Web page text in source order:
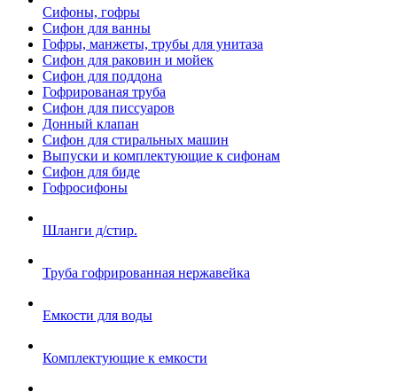
Сифоны, гофры
Сифон для ванны
Гофры, манжеты, трубы для унитаза
Сифон для раковин и мойек
Сифон для поддона
Гофрированая труба
Сифон для писсуаров
Донный клапан
Сифон для стиральных машин
Выпуски и комплектующие к сифонам
Сифон для биде
Гофросифоны
Шланги д/стир.
Труба гофрированная нержавейка
Емкости для воды
Комплектующие к емкости